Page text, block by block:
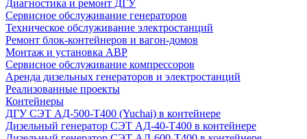
Диагностика и ремонт ДГУ
Сервисное обслуживание генераторов
Техническое обслуживание электростанций
Ремонт блок-контейнеров и вагон-домов
Монтаж и установка АВР
Сервисное обслуживание компрессоров
Аренда дизельных генераторов и электростанций
Реализованные проекты
Контейнеры
ДГУ СЭТ АД-500-Т400 (Yuchai) в контейнере
Дизельный генератор СЭТ АД-40-Т400 в контейнере